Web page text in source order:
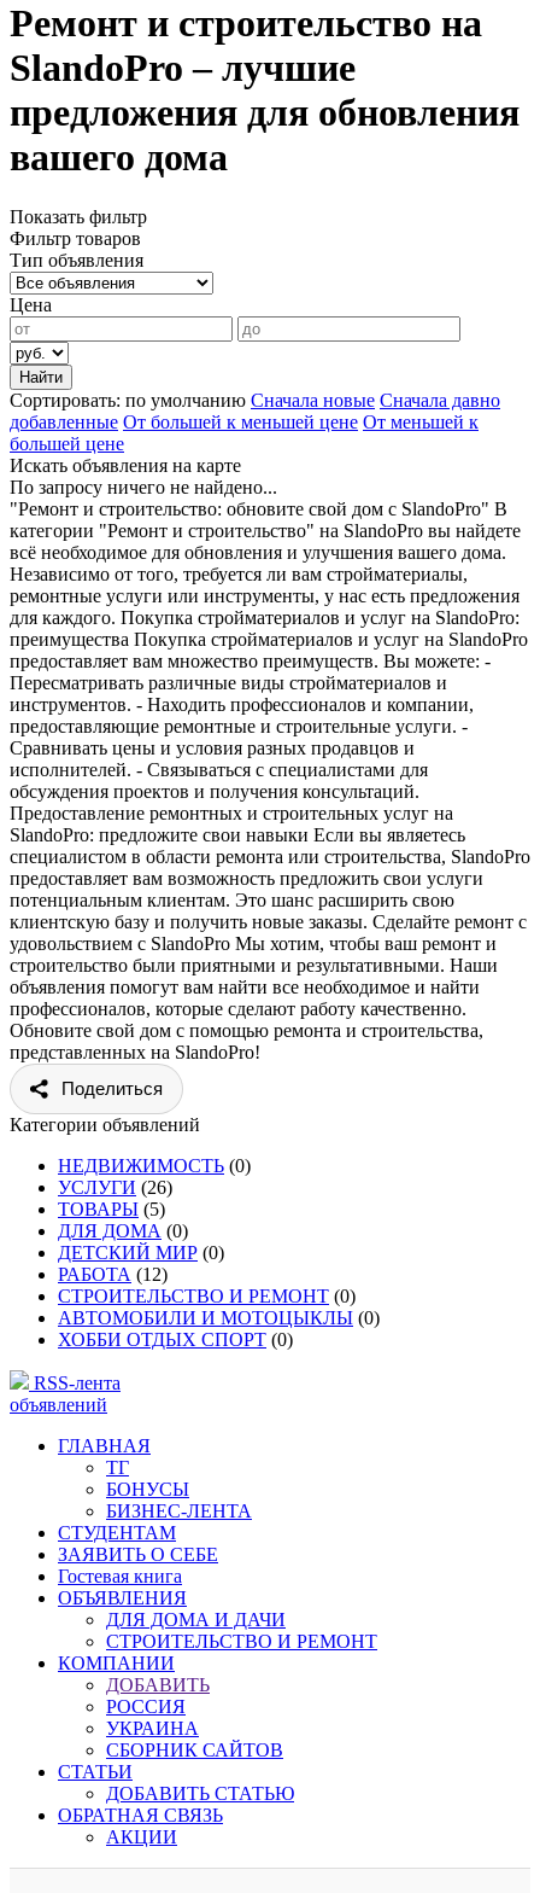
Ремонт и строительство на
SlandoPro – лучшие
предложения для обновления
вашего дома
Показать фильтр
Фильтр товаров
Тип объявления
Цена
Сортировать: по умолчанию Сначала новые Сначала давно
добавленные От большей к меньшей цене От меньшей к
большей цене
Искать объявления на карте
По запросу ничего не найдено...
"Ремонт и строительство: обновите свой дом с SlandoPro" В
категории "Ремонт и строительство" на SlandoPro вы найдете
всё необходимое для обновления и улучшения вашего дома.
Независимо от того, требуется ли вам стройматериалы,
ремонтные услуги или инструменты, у нас есть предложения
для каждого. Покупка стройматериалов и услуг на SlandoPro:
преимущества Покупка стройматериалов и услуг на SlandoPro
предоставляет вам множество преимуществ. Вы можете: -
Пересматривать различные виды стройматериалов и
инструментов. - Находить профессионалов и компании,
предоставляющие ремонтные и строительные услуги. -
Сравнивать цены и условия разных продавцов и
исполнителей. - Связываться с специалистами для
обсуждения проектов и получения консультаций.
Предоставление ремонтных и строительных услуг на
SlandoPro: предложите свои навыки Если вы являетесь
специалистом в области ремонта или строительства, SlandoPro
предоставляет вам возможность предложить свои услуги
потенциальным клиентам. Это шанс расширить свою
клиентскую базу и получить новые заказы. Сделайте ремонт с
удовольствием с SlandoPro Мы хотим, чтобы ваш ремонт и
строительство были приятными и результативными. Наши
объявления помогут вам найти все необходимое и найти
профессионалов, которые сделают работу качественно.
Обновите свой дом с помощью ремонта и строительства,
представленных на SlandoPro!
Поделиться
Категории объявлений
НЕДВИЖИМОСТЬ (0)
УСЛУГИ (26)
ТОВАРЫ (5)
ДЛЯ ДОМА (0)
ДЕТСКИЙ МИР (0)
РАБОТА (12)
СТРОИТЕЛЬСТВО И РЕМОНТ (0)
АВТОМОБИЛИ И МОТОЦЫКЛЫ (0)
ХОББИ ОТДЫХ СПОРТ (0)
RSS-лента
объявлений
ГЛАВНАЯ
ТГ
БОНУСЫ
БИЗНЕС-ЛЕНТА
СТУДЕНТАМ
ЗАЯВИТЬ О СЕБЕ
Гостевая книга
ОБЪЯВЛЕНИЯ
ДЛЯ ДОМА И ДАЧИ
СТРОИТЕЛЬСТВО И РЕМОНТ
КОМПАНИИ
ДОБАВИТЬ
РОССИЯ
УКРАИНА
СБОРНИК САЙТОВ
СТАТЬИ
ДОБАВИТЬ СТАТЬЮ
ОБРАТНАЯ СВЯЗЬ
АКЦИИ